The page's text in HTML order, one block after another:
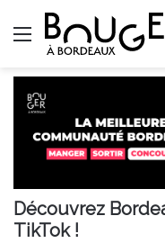
Menu
Découvrez
TikTok !